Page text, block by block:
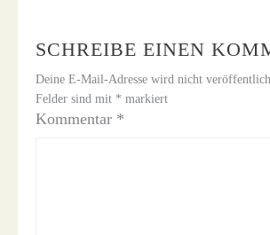
SCHREIBE EINEN
Deine E-Mail-Adresse wird nicht
Felder sind mit * markiert
Kommentar *